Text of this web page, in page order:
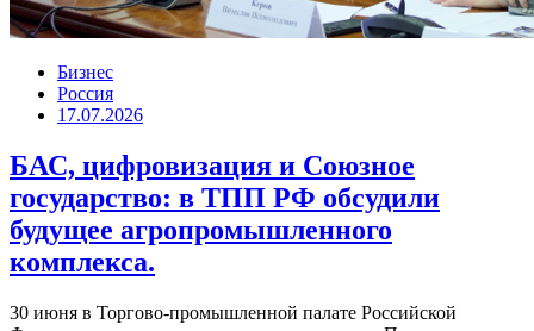
Бизнес
Россия
17.07.2026
БАС, цифровизация и Союзное
государство: в ТПП РФ обсудили
будущее агропромышленного
комплекса.
30 июня в Торгово-промышленной палате Российской